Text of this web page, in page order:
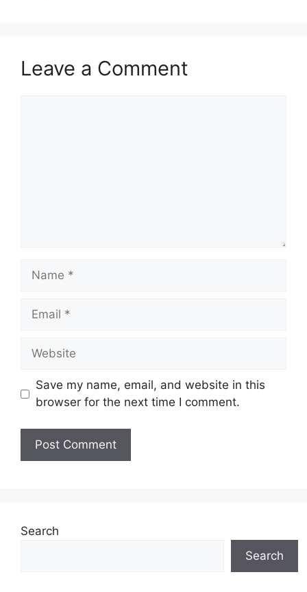
Leave a Comment
Name
Email
Website
Save my name, email, and website in this
browser for the next time I comment.
Search
Search